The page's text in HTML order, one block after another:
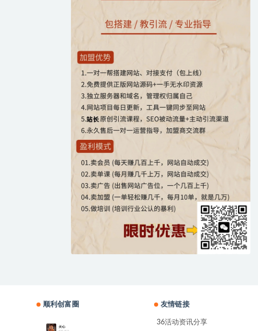
顺利创富圈 友情链接
36活动资讯分享